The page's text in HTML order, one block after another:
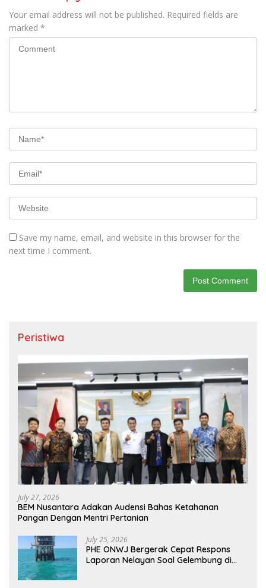
Your email address will not be published. Required fields are
marked *
Save my name, email, and website in this browser for the
next time I comment.
Peristiwa
July 27, 2026
BEM Nusantara Adakan Audensi Bahas Ketahanan
Pangan Dengan Mentri Pertanian
July 25, 2026
PHE ONWJ Bergerak Cepat Respons
Laporan Nelayan Soal Gelembung di